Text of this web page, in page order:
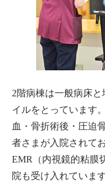
2階病棟は一般病床
イルをとっています
血・骨折術後・圧迫
者さまが入院されて
EMR（内視鏡的粘膜
院も受け入れています